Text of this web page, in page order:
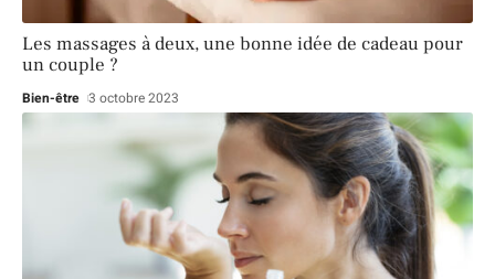
Les massages à deux, une bonne idée de cadeau pour
un couple ?
Bien-être 3 octobre 2023